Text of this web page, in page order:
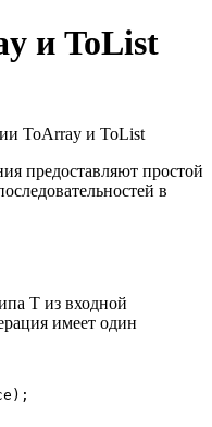
и ToList
ToArray и ToList
предоставляют простой
в
T из входной
имеет один